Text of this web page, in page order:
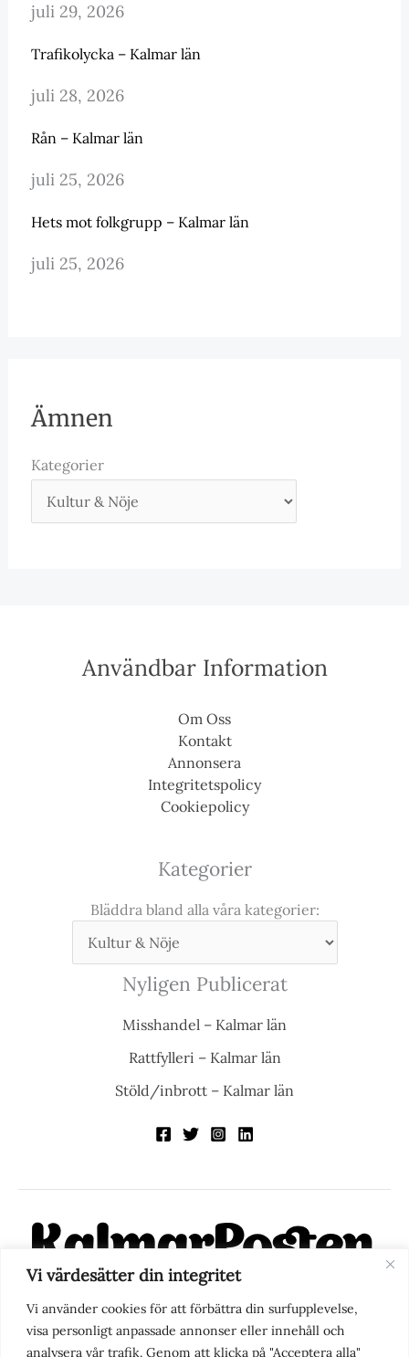
Vi värdesätter din integritet
Vi använder cookies för att förbättra din surfupplevelse,
visa personligt anpassade annonser eller innehåll och
analysera vår trafik. Genom att klicka på "Acceptera alla"
juli 29, 2026
Trafikolycka – Kalmar län
juli 28, 2026
Rån – Kalmar län
juli 25, 2026
Hets mot folkgrupp – Kalmar län
juli 25, 2026
Ämnen
Kategorier
Användbar Information
Om Oss
Kontakt
Annonsera
Integritetspolicy
Cookiepolicy
Kategorier
Bläddra bland alla våra kategorier:
Nyligen Publicerat
Misshandel – Kalmar län
Rattfylleri – Kalmar län
Stöld/inbrott – Kalmar län
KalmarPosten är en modern lokalnyhetstidning på nätet. Med
fokus på Kalmarregionen, men också med blick för det större
perspektivet, vill vi vara din självklara kanal för nyheter,